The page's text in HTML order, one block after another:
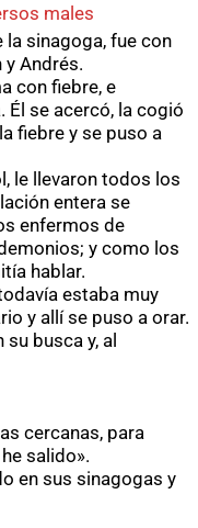
males
la sinagoga, fue con
y Andrés.
con fiebre, e
Él se acercó, la cogió
fiebre y se puso a
le llevaron todos los
entera se
enfermos de
y como los
hablar.
estaba muy
y allí se puso a orar.
busca y, al
cercanas, para
salido».
en sus sinagogas y